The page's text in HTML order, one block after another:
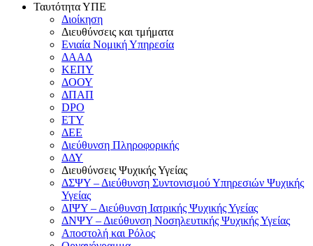
Ταυτότητα ΥΠΕ
Διοίκηση
Διευθύνσεις και τμήματα
Ενιαία Νομική Υπηρεσία
ΔΑΑΔ
ΚΕΠΥ
ΔΟΟΥ
ΔΠΑΠ
DPO
ΕΤΥ
ΔΕΕ
Διεύθυνση Πληροφορικής
ΔΔΥ
Διευθύνσεις Ψυχικής Υγείας
ΔΣΨΥ – Διεύθυνση Συντονισμού Υπηρεσιών Ψυχικής
Υγείας
ΔΙΨΥ – Διεύθυνση Ιατρικής Ψυχικής Υγείας
ΔΝΨΥ – Διεύθυνση Νοσηλευτικής Ψυχικής Υγείας
Αποστολή και Ρόλος